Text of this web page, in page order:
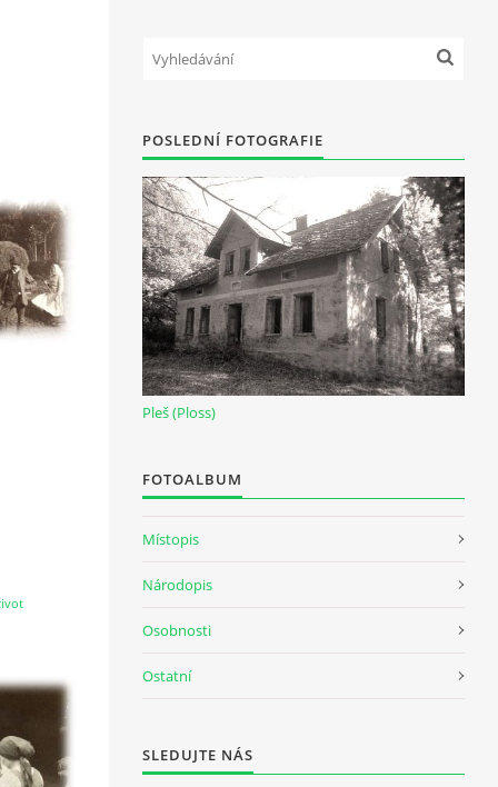
POSLEDNÍ FOTOGRAFIE
Pleš (Ploss)
FOTOALBUM
Místopis
Národopis
Osobnosti
Ostatní
SLEDUJTE NÁS